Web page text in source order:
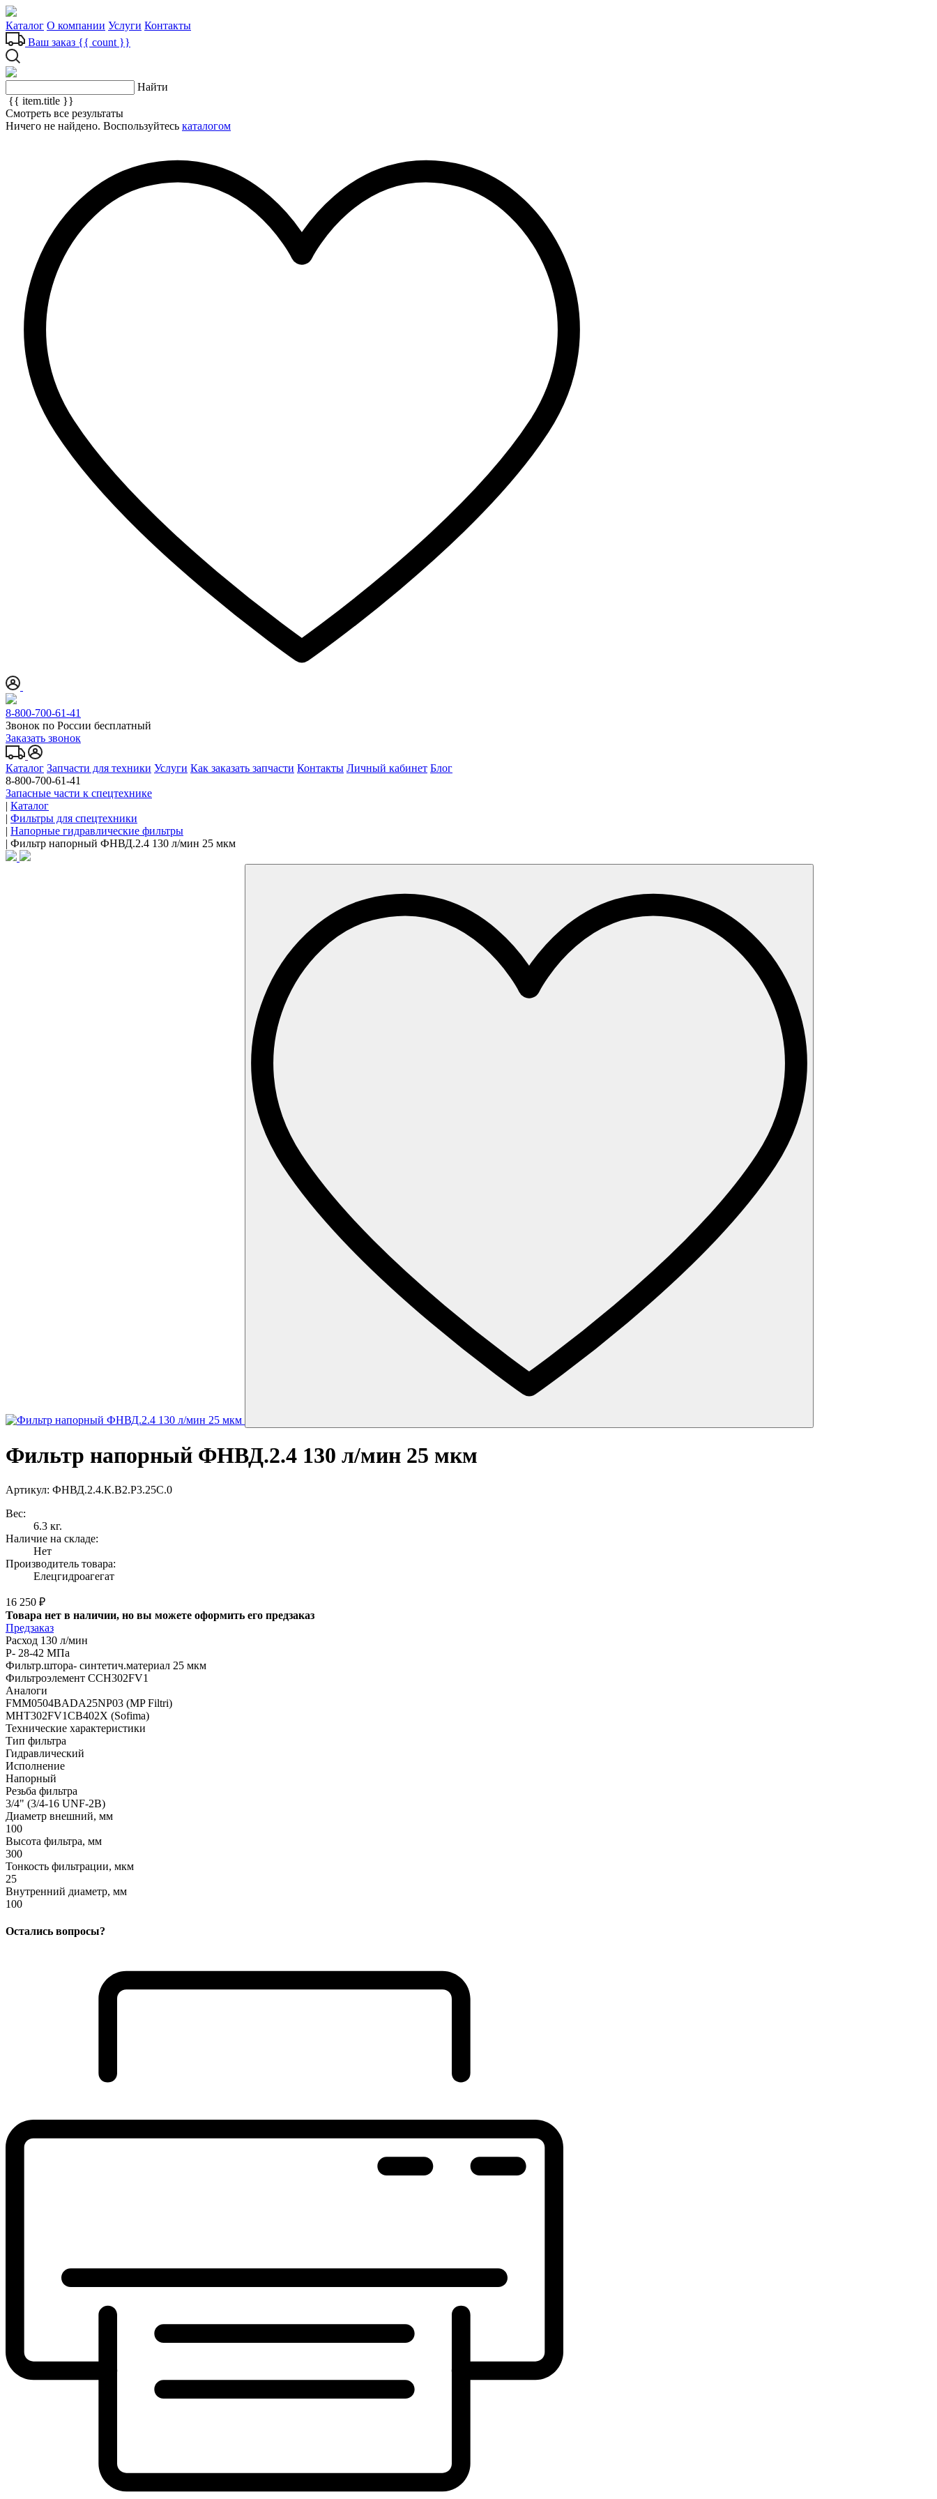
Каталог О компании Услуги Контакты
Ваш заказ {{ count }}
Найти
{{ item.title }}
Смотреть все результаты
Ничего не найдено. Воспользуйтесь каталогом
8-800-700-61-41
Звонок по России бесплатный
Заказать звонок
Каталог Запчасти для техники Услуги Как заказать запчасти Контакты Личный кабинет Блог
8-800-700-61-41
Запасные части к спецтехнике
| Каталог
| Фильтры для спецтехники
| Напорные гидравлические фильтры
| Фильтр напорный ФНВД.2.4 130 л/мин 25 мкм
Фильтр напорный ФНВД.2.4 130 л/мин 25 мкм
Артикул: ФНВД.2.4.К.В2.Р3.25С.0
Вес:
6.3 кг.
Наличие на складе:
Нет
Производитель товара:
Елецгидроагегат
16 250 ₽
Товара нет в наличии, но вы можете оформить его предзаказ
Предзаказ
Расход 130 л/мин
Р- 28-42 МПа
Фильтр.штора- синтетич.материал 25 мкм
Фильтроэлемент CCH302FV1
Аналоги
FMM0504BADA25NP03 (MP Filtri)
MHT302FV1CB402X (Sofima)
Технические характеристики
Тип фильтра
Гидравлический
Исполнение
Напорный
Резьба фильтра
3/4" (3/4-16 UNF-2B)
Диаметр внешний, мм
100
Высота фильтра, мм
300
Тонкость фильтрации, мкм
25
Внутренний диаметр, мм
100
Остались вопросы?